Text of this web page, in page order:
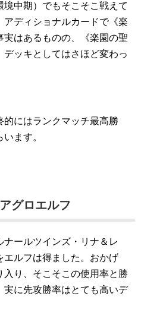
中期）でもそこそこ戦えて
ディショナルカードで《楽
はあるものの、《楽園の聖
ッキとしてはさほど変わっ
的にはランクマッチ最高勝
ます。
グロエルフ
ールツインズ・リナ＆レ
ルフは得ました。おかげ
り、そこそこの使用率と勝
に先攻勝率はとても高いデ